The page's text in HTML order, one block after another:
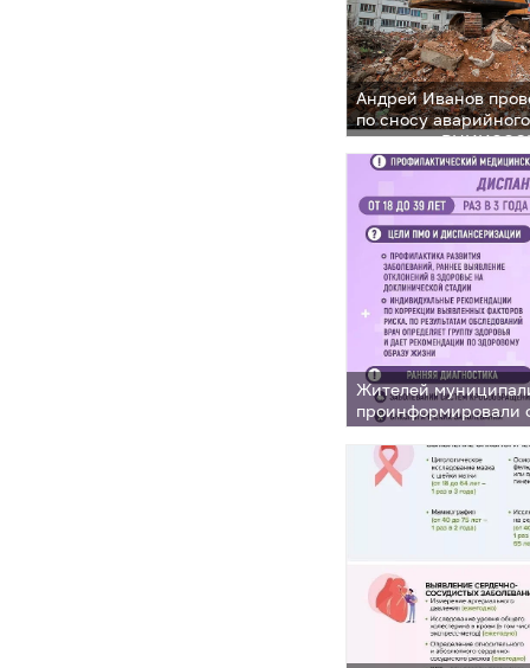
Андрей Иванов
по сносу
в поселке
Жителей
проинформировали
своевременного
диспансеризации